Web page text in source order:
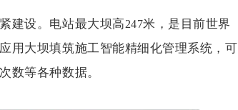
建设。电站最大坝高247米，是目前世界
用大坝填筑施工智能精细化管理系统，可
数等各种数据。